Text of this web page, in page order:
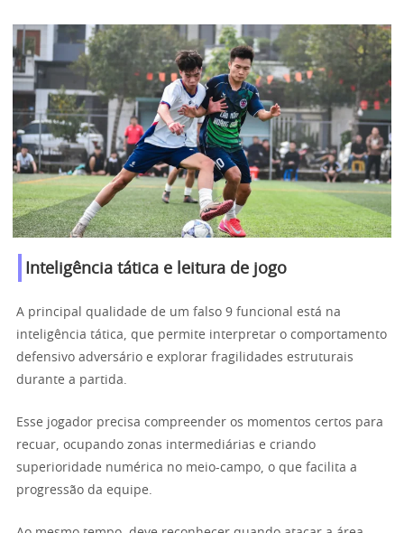
Inteligência tática e leitura de jogo
A principal qualidade de um falso 9 funcional está na
inteligência tática, que permite interpretar o comportamento
defensivo adversário e explorar fragilidades estruturais
durante a partida.
Esse jogador precisa compreender os momentos certos para
recuar, ocupando zonas intermediárias e criando
superioridade numérica no meio-campo, o que facilita a
progressão da equipe.